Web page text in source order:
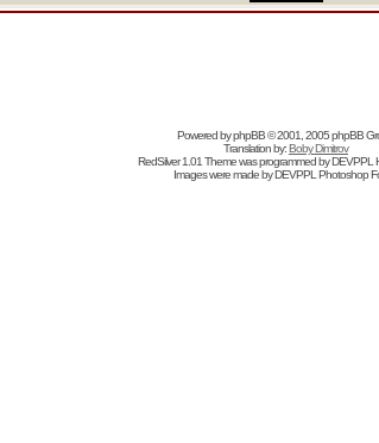
Powered byphpBB© 2001, 2005 phpBB
Translation by:Boby Dimitrov
RedSilver 1.01 Theme was programmed byDEVPPL
Images were made byDEVPPL Photoshop